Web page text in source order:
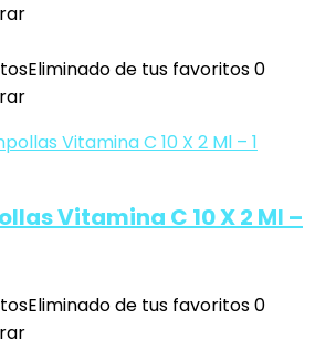
Eliminado de tus favoritos0
Vitamina C 10 X 2 Ml –
Eliminado de tus favoritos0